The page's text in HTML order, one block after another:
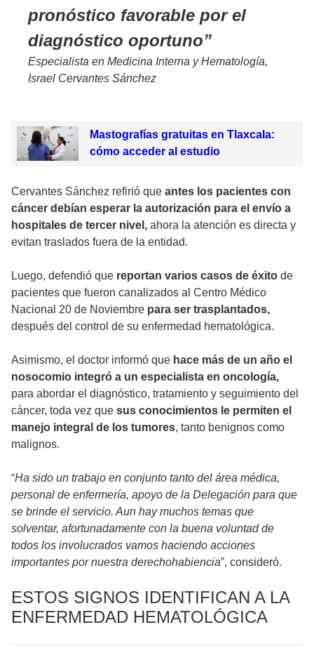
pronóstico favorable por el
diagnóstico oportuno
Especialista en Medicina Interna y Hematología,
Israel Cervantes Sánchez
Mastografías gratuitas en Tlaxcala:
cómo acceder al estudio
Cervantes Sánchez refirió que antes los pacientes con
cáncer debían esperar la autorización para el envío a
hospitales de tercer nivel, ahora la atención es directa y
evitan traslados fuera de la entidad.
Luego, defendió que reportan varios casos de éxito de
pacientes que fueron canalizados al Centro Médico
Nacional 20 de Noviembre para ser trasplantados,
después del control de su enfermedad hematológica.
Asimismo, el doctor informó que hace más de un año el
nosocomio integró a un especialista en oncología,
para abordar el diagnóstico, tratamiento y seguimiento del
cáncer, toda vez que sus conocimientos le permiten el
manejo integral de los tumores, tanto benignos como
malignos.
“Ha sido un trabajo en conjunto tanto del área médica,
personal de enfermería, apoyo de la Delegación para que
se brinde el servicio. Aun hay muchos temas que
solventar, afortunadamente con la buena voluntad de
todos los involucrados vamos haciendo acciones
importantes por nuestra derechohabiencia”, consideró.
ESTOS SIGNOS IDENTIFICAN A LA
ENFERMEDAD HEMATOLÓGICA